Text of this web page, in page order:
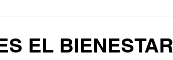
EL BIENESTAR